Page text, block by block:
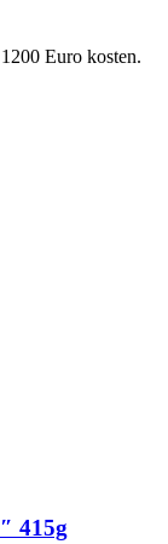
Euro kosten.
415g